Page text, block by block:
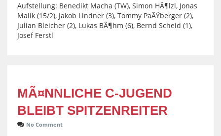
Aufstellung: Benedikt Macha (TW), Simon HÃ¶lzl, Jonas
Malik (15/2), Jakob Lindner (3), Tommy PaÃŸberger (2),
Julian Bleicher (2), Lukas BÃ¶hm (6), Bernd Scheid (1),
Josef Ferstl
MÃ¤NNLICHE C-JUGEND
BLEIBT SPITZENREITER
No Comment